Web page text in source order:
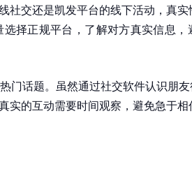
社交还是凯发平台的线下活动，真
择正规平台，了解对方真实信息，
门话题。虽然通过社交软件认识朋友
的互动需要时间观察，避免急于相